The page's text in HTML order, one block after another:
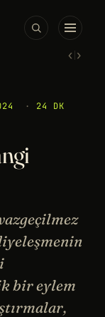
‹›
·
24 DK
bir eylem